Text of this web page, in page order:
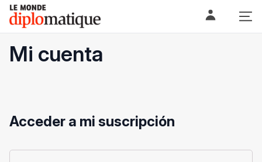
Skip
content
Le monde diplomatique
Mi cuenta
Acceder a mi suscripción